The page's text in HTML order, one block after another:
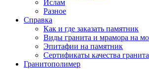
Ислам
Разное
Справка
Как и где заказать памятник
Виды гранита и мрамора на
Эпитафии на памятник
Сертификаты качества гранита
Гранитополимер